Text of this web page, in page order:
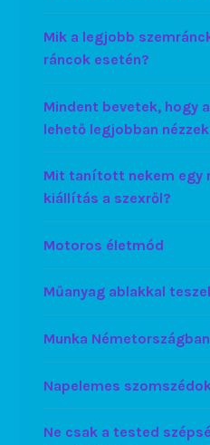
Mik a legjobb
ráncok esetén?
Mindent bevetek, hogy
lehető legjobban
Mit tanított nekem egy
kiállítás a szexről?
Motoros életmód
Műanyag ablakkal
Munka
Napelemes
Ne csak a tested